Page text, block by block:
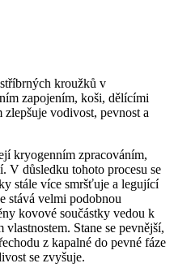
kroužků v
zapojením, koši, dělícími
vodivost, pevnost a
kryogenním zpracováním,
V důsledku tohoto procesu se
stále více smršťuje a legující
stává velmi podobnou
kovové součástky vedou k
Stane se pevnější,
z kapalné do pevné fáze
se zvyšuje.